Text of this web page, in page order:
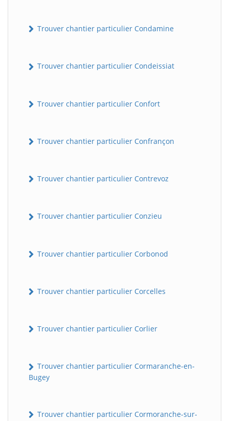
Trouver chantier particulier Condamine
Trouver chantier particulier Condeissiat
Trouver chantier particulier Confort
Trouver chantier particulier Confrançon
Trouver chantier particulier Contrevoz
Trouver chantier particulier Conzieu
Trouver chantier particulier Corbonod
Trouver chantier particulier Corcelles
Trouver chantier particulier Corlier
Trouver chantier particulier Cormaranche-en-
Bugey
Trouver chantier particulier Cormoranche-sur-
BatiWebPro